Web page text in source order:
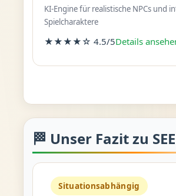
KI-Engine für realistische NPCs und
Spielcharaktere
★★★★☆ 4.5/5Details
🏁 Unser Fazit zu
Situationsabhängig